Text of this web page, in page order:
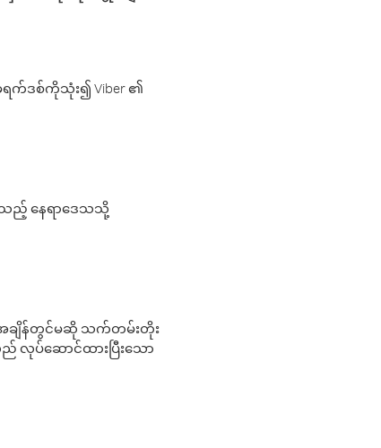
က်ဒစ်ကိုသုံး၍ Viber ၏
သည့် နေရာဒေသသို့
ည့်အချိန်တွင်မဆို သက်တမ်းတိုး
လုပ်ဆောင်ထားပြီးသော